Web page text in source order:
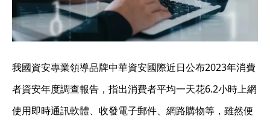
我國資安專業領導品牌中華資安國際近日公布2023年消費
者資安年度調查報告，指出消費者平均一天花6.2小時上網
使用即時通訊軟體、收發電子郵件、網路購物等，雖然便